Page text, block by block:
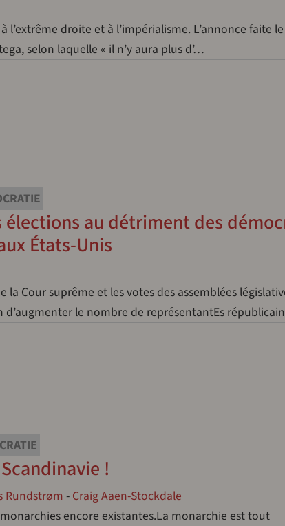
droite et à l’impérialisme. L’annonce faite
selon laquelle « il n’y aura plus d’…
au détriment des
États-Unis
la Cour suprême et les votes des assemblées
le nombre de représentantEs
!
Rundstrøm - Craig Aaen-Stockdale
encore existantes.La monarchie est tout